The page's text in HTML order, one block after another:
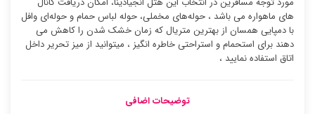
های ماهواره می باشد ، حوله‌های مخملی، حوله لباس حمام و حوله‌ای وافل
با دمپایی همسان از بهترین متریال که زمان خشک شدن را کاهش می
دهند برای استحمام و استراحتی خاطره انگیز ، میتوانید از میز تحریر داخل
اتاق استفاده نمایید ،
توضیحات اضافی